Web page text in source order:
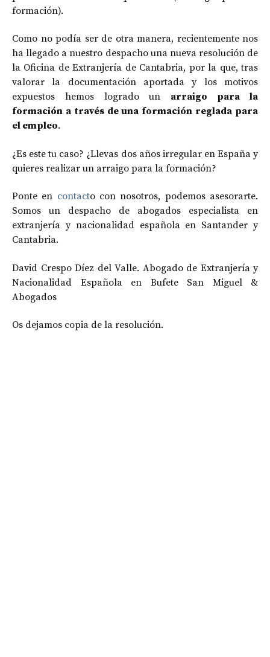
formación).
Como no podía ser de otra manera, recientemente nos
ha llegado a nuestro despacho una nueva resolución de
la Oficina de Extranjería de Cantabria, por la que, tras
valorar la documentación aportada y los motivos
expuestos hemos logrado un arraigo para la
formación a través de una formación reglada para
el empleo.
¿Es este tu caso? ¿Llevas dos años irregular en España y
quieres realizar un arraigo para la formación?
Ponte en contacto con nosotros, podemos asesorarte.
Somos un despacho de abogados especialista en
extranjería y nacionalidad española en Santander y
Cantabria.
David Crespo Díez del Valle. Abogado de Extranjería y
Nacionalidad Española en Bufete San Miguel &
Abogados
Os dejamos copia de la resolución.